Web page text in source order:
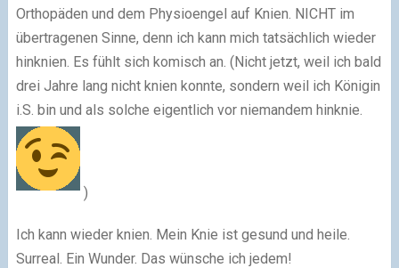
Orthopäden und dem Physioengel auf Knien. NICHT im
übertragenen Sinne, denn ich kann mich tatsächlich wieder
hinknien. Es fühlt sich komisch an. (Nicht jetzt, weil ich bald
drei Jahre lang nicht knien konnte, sondern weil ich Königin
i.S. bin und als solche eigentlich vor niemandem hinknie.
)
Ich kann wieder knien. Mein Knie ist gesund und heile.
Surreal. Ein Wunder. Das wünsche ich jedem!